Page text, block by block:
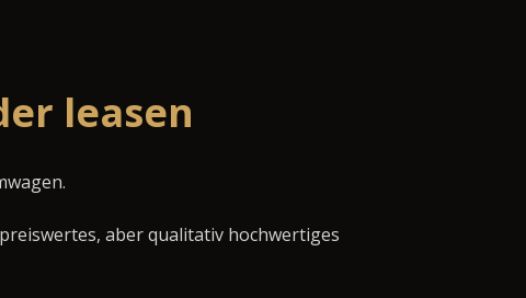
leasen
aber qualitativ hochwertiges